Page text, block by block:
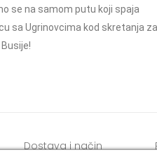
se na samom putu koji spaja
sa Ugrinovcima kod skretanja za
Dostava i način